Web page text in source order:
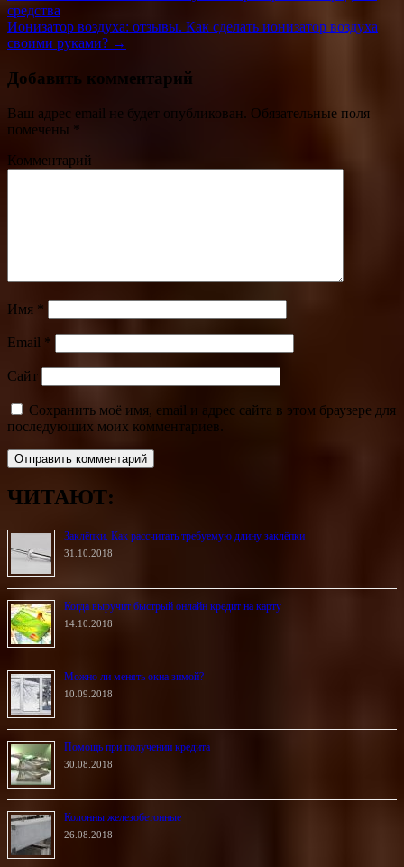
средства
Ионизатор воздуха: отзывы. Как сделать ионизатор воздуха
своими руками? →
Добавить комментарий
Ваш адрес email не будет опубликован. Обязательные поля
помечены *
Комментарий
Имя *
Email *
Сайт
Сохранить моё имя, email и адрес сайта в этом браузере для
последующих моих комментариев.
ЧИТАЮТ:
Заклёпки. Как рассчитать требуемую длину заклёпки
31.10.2018
Когда выручит быстрый онлайн кредит на карту
14.10.2018
Можно ли менять окна зимой?
10.09.2018
Помощь при получении кредита
30.08.2018
Колонны железобетонные
26.08.2018